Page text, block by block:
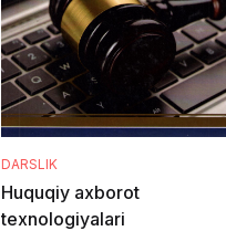
DARSLIK
Huquqiy axborot
texnologiyalari